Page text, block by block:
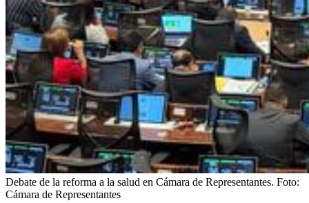
Debate de la reforma a la salud en Cámara de Representantes. Foto:
Cámara de Representantes